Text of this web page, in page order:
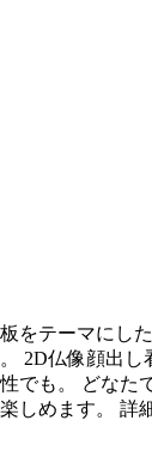
をテーマにし
2D仏像顔出し
でも。 どなた
しめます。 詳